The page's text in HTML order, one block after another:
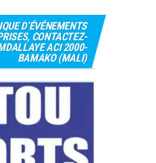
D’ÉVÉNEMENTS
CONTACTEZ-
ACI 2000-
BAMAKO (MALI)